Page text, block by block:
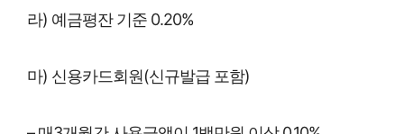
라) 예금평잔 기준 0.20%
마) 신용카드회원(신규발급 포함)